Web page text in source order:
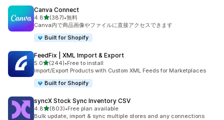
Canva Connect
4.85つ星中
(387)
合計レビュー数：387件
•無料
Canva内で商品画像やファイルに直接アクセスできます
Built for Shopify
FeedFix | XML Import & Export
5.05つ星中
(244)
合計レビュー数：244件
•Free to install
Import/Export Products with Custom XML Feeds for Marketplaces
Built for Shopify
syncX Stock Sync Inventory CSV
4.85つ星中
(803)
合計レビュー数：803件
•Free plan available
Bulk update, import & sync multiple stores and any connections